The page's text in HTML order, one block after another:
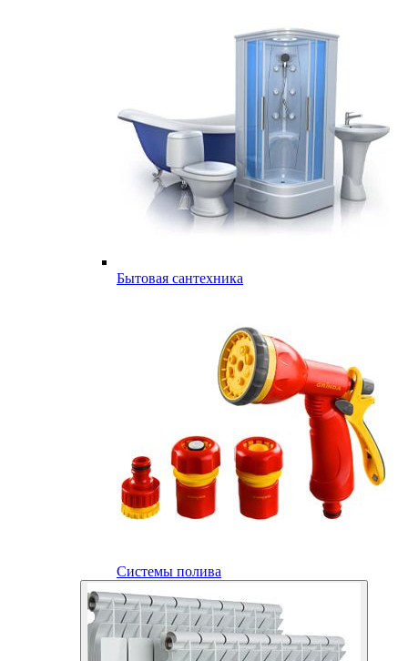
Бытовая сантехника
Системы полива